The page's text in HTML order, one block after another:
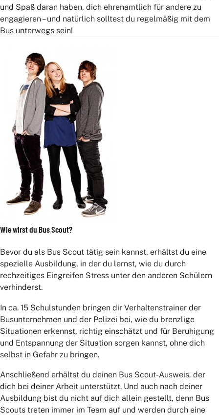
Teilnehmer
Die Verkehrsunternehmen
Die Aufgabenträger
Das VSN-Liniennetz
Stellenangebote
und Spaß daran haben, dich ehrenamtlich für andere zu
engagieren – und natürlich solltest du regelmäßig mit dem
Bus unterwegs sein!
Wie wirst du Bus Scout?
Bevor du als Bus Scout tätig sein kannst, erhältst du eine
spezielle Ausbildung, in der du lernst, wie du durch
rechzeitiges Eingreifen Stress unter den anderen Schülern
verhinderst.
In ca. 15 Schulstunden bringen dir Verhaltenstrainer der
Busunternehmen und der Polizei bei, wie du brenzlige
Situationen erkennst, richtig einschätzt und für Beruhigung
und Entspannung der Situation sorgen kannst, ohne dich
selbst in Gefahr zu bringen.
Anschließend erhältst du deinen Bus Scout-Ausweis, der
dich bei deiner Arbeit unterstützt. Und auch nach deiner
Ausbildung bist du nicht auf dich allein gestellt, denn Bus
Scouts treten immer im Team auf und werden durch eine